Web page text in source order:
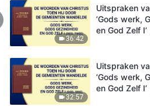
36:42
Uitspraken
‘Gods werk,
en God Zelf
32:57
Uitspraken
‘Gods werk,
en God Zelf